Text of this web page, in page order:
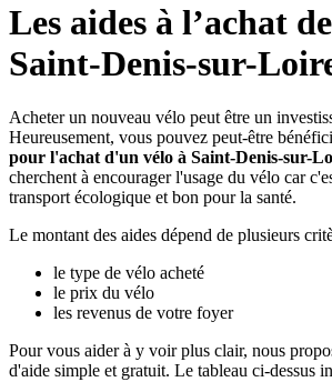
Les aides à l’achat
Saint-Denis-sur-
Acheter un nouveau vélo peut être un
Heureusement, vous pouvez peut-être
pour l'achat d'un vélo à Saint-Denis-sur-
cherchent à encourager l'usage du vélo car
transport écologique et bon pour la santé.
Le montant des aides dépend de plusieurs
le type de vélo acheté
le prix du vélo
les revenus de votre foyer
Pour vous aider à y voir plus clair, nous
d'aide simple et gratuit. Le tableau ci-dessus